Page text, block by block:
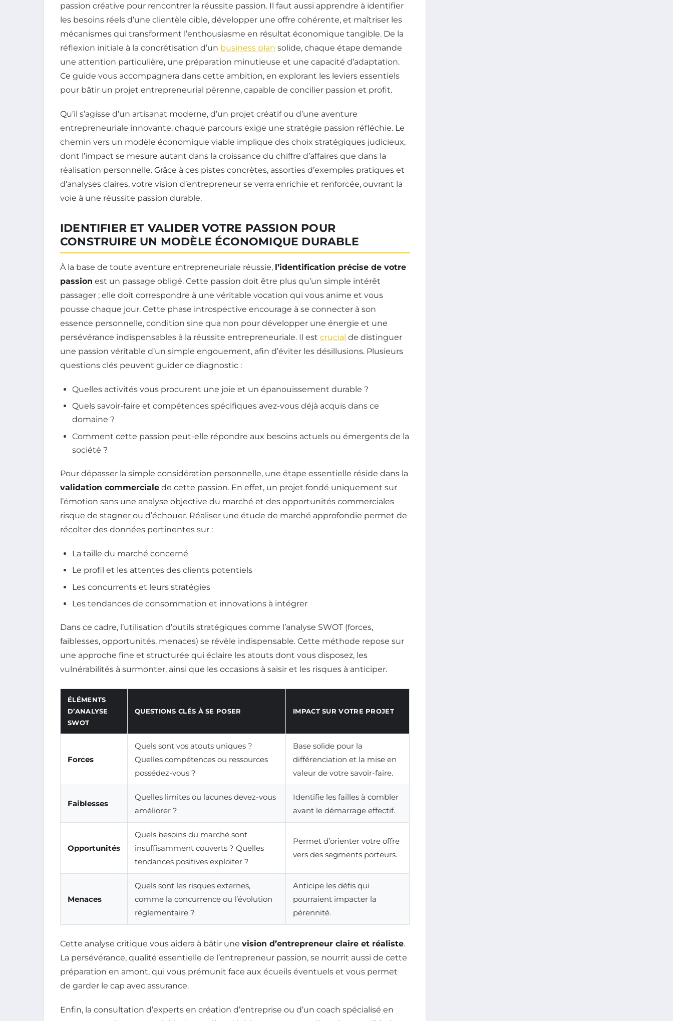
passion créative pour rencontrer la réussite passion. Il faut aussi apprendre à identifier
les besoins réels d’une clientèle cible, développer une offre cohérente, et maîtriser les
mécanismes qui transforment l’enthousiasme en résultat économique tangible. De la
réflexion initiale à la concrétisation d’un business plan solide, chaque étape demande
une attention particulière, une préparation minutieuse et une capacité d’adaptation.
Ce guide vous accompagnera dans cette ambition, en explorant les leviers essentiels
pour bâtir un projet entrepreneurial pérenne, capable de concilier passion et profit.
Qu’il s’agisse d’un artisanat moderne, d’un projet créatif ou d’une aventure
entrepreneuriale innovante, chaque parcours exige une stratégie passion réfléchie. Le
chemin vers un modèle économique viable implique des choix stratégiques judicieux,
dont l’impact se mesure autant dans la croissance du chiffre d’affaires que dans la
réalisation personnelle. Grâce à ces pistes concrètes, assorties d’exemples pratiques et
d’analyses claires, votre vision d’entrepreneur se verra enrichie et renforcée, ouvrant la
voie à une réussite passion durable.
IDENTIFIER ET VALIDER VOTRE PASSION POUR
CONSTRUIRE UN MODÈLE ÉCONOMIQUE DURABLE
À la base de toute aventure entrepreneuriale réussie, l’identification précise de votre
passion est un passage obligé. Cette passion doit être plus qu’un simple intérêt
passager ; elle doit correspondre à une véritable vocation qui vous anime et vous
pousse chaque jour. Cette phase introspective encourage à se connecter à son
essence personnelle, condition sine qua non pour développer une énergie et une
persévérance indispensables à la réussite entrepreneuriale. Il est crucial de distinguer
une passion véritable d’un simple engouement, afin d’éviter les désillusions. Plusieurs
questions clés peuvent guider ce diagnostic :
Quelles activités vous procurent une joie et un épanouissement durable ?
Quels savoir-faire et compétences spécifiques avez-vous déjà acquis dans ce
domaine ?
Comment cette passion peut-elle répondre aux besoins actuels ou émergents de la
société ?
Pour dépasser la simple considération personnelle, une étape essentielle réside dans la
validation commerciale de cette passion. En effet, un projet fondé uniquement sur
l’émotion sans une analyse objective du marché et des opportunités commerciales
risque de stagner ou d’échouer. Réaliser une étude de marché approfondie permet de
récolter des données pertinentes sur :
La taille du marché concerné
Le profil et les attentes des clients potentiels
Les concurrents et leurs stratégies
Les tendances de consommation et innovations à intégrer
Dans ce cadre, l’utilisation d’outils stratégiques comme l’analyse SWOT (forces,
faiblesses, opportunités, menaces) se révèle indispensable. Cette méthode repose sur
une approche fine et structurée qui éclaire les atouts dont vous disposez, les
vulnérabilités à surmonter, ainsi que les occasions à saisir et les risques à anticiper.
ÉLÉMENTS
D’ANALYSE
SWOT
QUESTIONS CLÉS À SE POSER IMPACT SUR VOTRE PROJET
Forces
Quels sont vos atouts uniques ?
Quelles compétences ou ressources
possédez-vous ?
Base solide pour la
différenciation et la mise en
valeur de votre savoir-faire.
Faiblesses
Quelles limites ou lacunes devez-vous
améliorer ?
Identifie les failles à combler
avant le démarrage effectif.
Opportunités
Quels besoins du marché sont
insuffisamment couverts ? Quelles
tendances positives exploiter ?
Permet d’orienter votre offre
vers des segments porteurs.
Menaces
Quels sont les risques externes,
comme la concurrence ou l’évolution
réglementaire ?
Anticipe les défis qui
pourraient impacter la
pérennité.
Cette analyse critique vous aidera à bâtir une vision d’entrepreneur claire et réaliste.
La persévérance, qualité essentielle de l’entrepreneur passion, se nourrit aussi de cette
préparation en amont, qui vous prémunit face aux écueils éventuels et vous permet
de garder le cap avec assurance.
Enfin, la consultation d’experts en création d’entreprise ou d’un coach spécialisé en